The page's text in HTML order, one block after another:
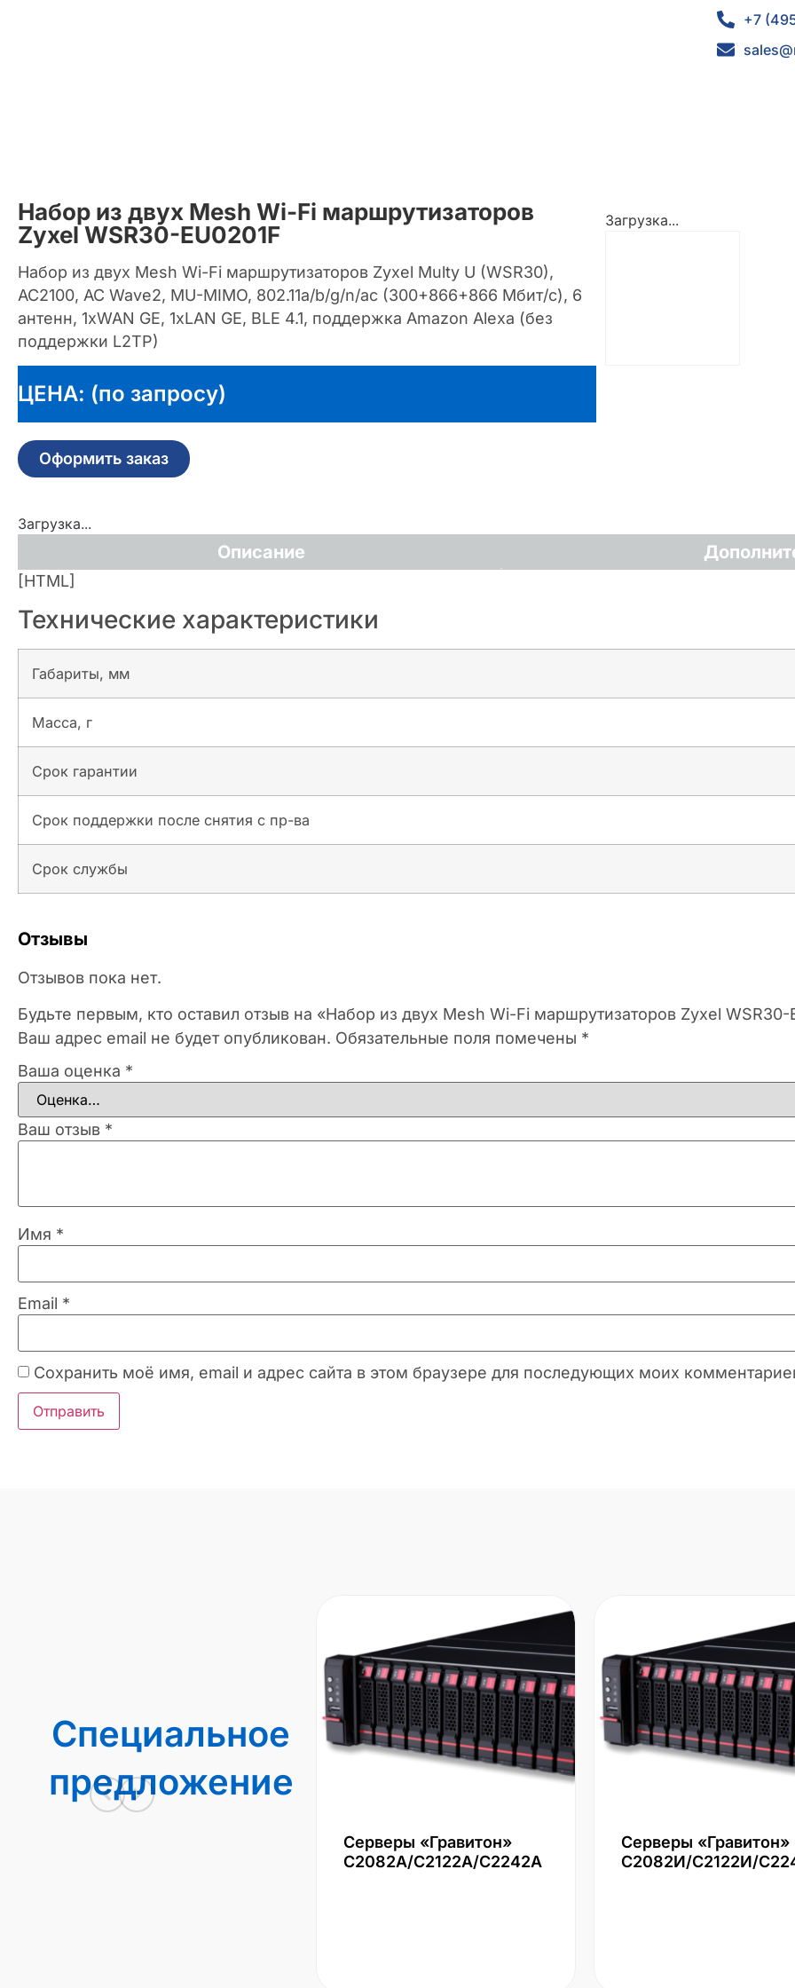
+7
Набор из двух Mesh Wi-Fi маршрутизаторов
Zyxel WSR30-EU0201F
Набор из двух Mesh Wi-Fi маршрутизаторов Zyxel Multy U (WSR30),
AC2100, AC Wave2, MU-MIMO, 802.11a/b/g/n/ac (300+866+866 Мбит/с), 6
антенн, 1xWAN GE, 1xLAN GE, BLE 4.1, поддержка Amazon Alexa (без
поддержки L2TP)
ЦЕНА: (по запросу)
Оформить заказ
Загрузка...
Загрузка...
Описание
[HTML]
Технические характеристики
Габариты, мм
Масса, г
Срок гарантии
Срок поддержки после снятия с пр-ва
Срок службы
Отзывы
Отзывов пока нет.
Будьте первым, кто оставил отзыв на «Набор из двух Mesh Wi-Fi маршрутизаторов Zyxel WSR30-
Ваш адрес email не будет опубликован. Обязательные поля помечены *
Ваша оценка *
Ваш отзыв *
Имя *
Email *
Сохранить моё имя, email и адрес сайта в этом браузере для последующих моих
Специальное
предложение
Серверы «Гравитон»
С2082А/С2122А/С2242А
Серверы «Гравитон»
С2082И/С2122И/